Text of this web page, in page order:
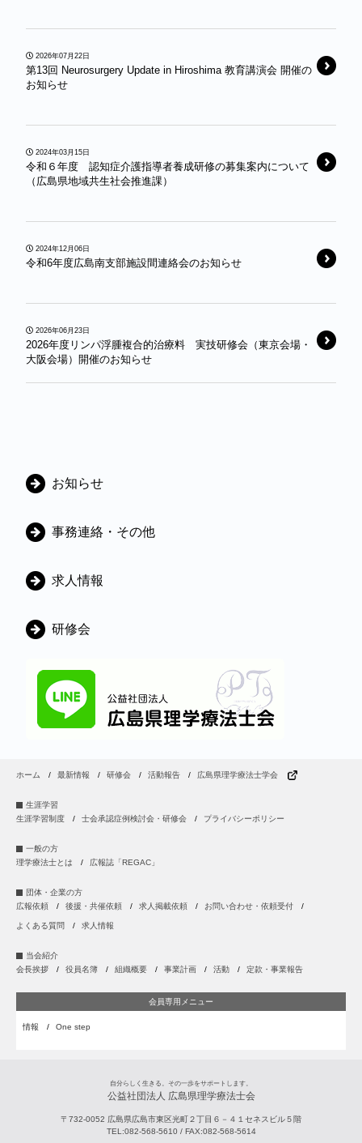
2026年07月22日
第13回 Neurosurgery Update in Hiroshima 教育講演会 開催の
お知らせ
2024年03月15日
令和６年度 認知症介護指導者養成研修の募集案内について
（広島県地域共生社会推進課）
2024年12月06日
令和6年度広島南支部施設間連絡会のお知らせ
2026年06月23日
2026年度リンパ浮腫複合的治療料 実技研修会（東京会場・
大阪会場）開催のお知らせ
カ
ゴ
ー
お知らせ
事務連絡・その他
求人情報
研修会
ホーム 最新情報 研修会 活動報告 広島県理学療法士学会
生涯学習
生涯学習制度
士会承認症例検討会・研修会 プライバシーポリシー
一般の方
理学療法士とは
広報誌「REGAC」
団体・企業の方
広報依頼
後援・共催依頼 求人掲載依頼 お問い合わせ・依頼受付
よくある質問 求人情報
当会紹介
会長挨拶
役員名簿 組織概要 事業計画 活動 定款・事業報告
会員専用メニュー
情報 One step
自分らしく生きる。その一歩をサポートします。
公益社団法人 広島県理学療法士会
〒732-0052 広島県広島市東区光町２丁目６－４１セネスビル５階
TEL:082-568-5610/ FAX:082-568-5614